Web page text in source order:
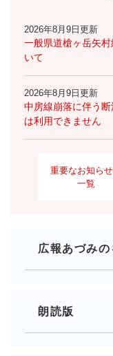
2026年8月9日更新
一般県道槍ヶ岳矢
いて
2026年8月9日更新
中房線崩落に伴う
は利用できません
重要なお知ら
一覧
広報あづみの
朗読版